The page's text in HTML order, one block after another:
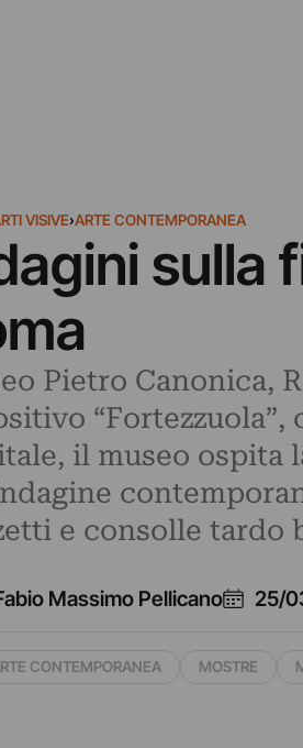
VISIVE›ARTE CONTEMPORANEA
sulla
Pietro Canonica,
il museo ospita
e consolle tardo
Massimo Pellicano 25/
CONTEMPORANEA MOSTRE